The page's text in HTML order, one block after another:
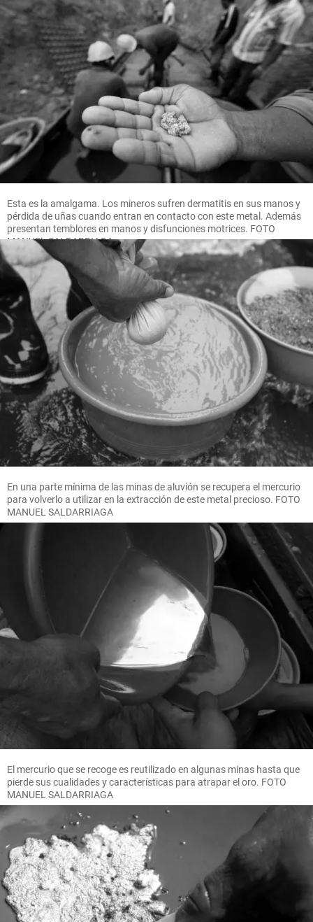
Esta es la amalgama. Los mineros sufren dermatitis en sus manos y
pérdida de uñas cuando entran en contacto con este metal. Además
presentan temblores en manos y disfunciones motrices. FOTO
MANUEL SALDARRIAGA
En una parte mínima de las minas de aluvión se recupera el mercurio
para volverlo a utilizar en la extracción de este metal precioso. FOTO
MANUEL SALDARRIAGA
El mercurio que se recoge es reutilizado en algunas minas hasta que
pierde sus cualidades y características para atrapar el oro. FOTO
MANUEL SALDARRIAGA